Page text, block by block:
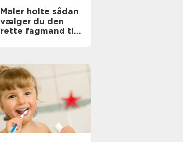
Maler holte sådan
vælger du den
rette fagmand til